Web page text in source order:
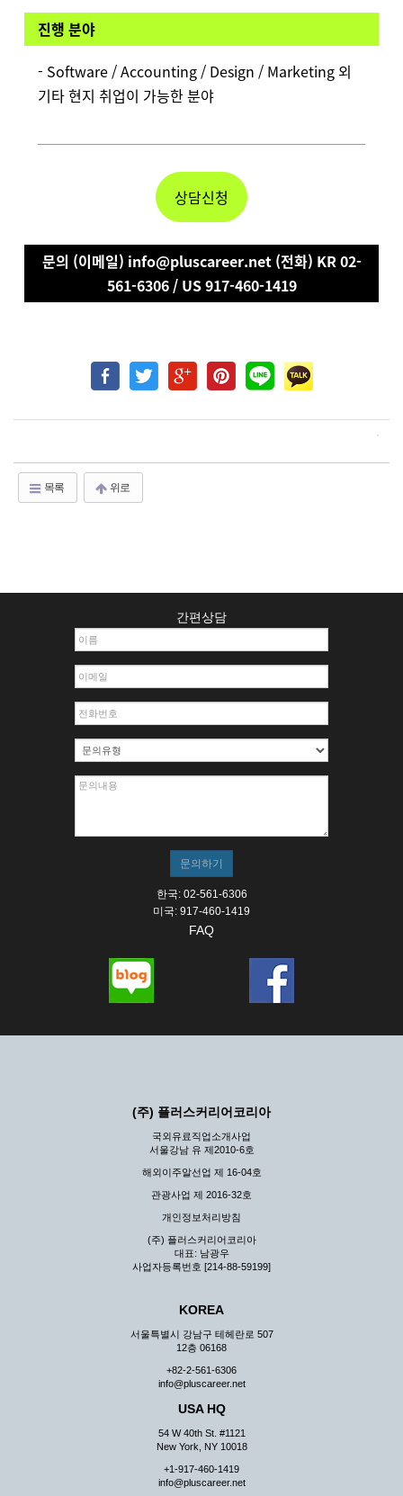
진행 분야
- Software / Accounting / Design / Marketing 외
기타 현지 취업이 가능한 분야
상담신청
문의 (이메일) info@pluscareer.net (전화) KR 02-
561-6306 / US 917-460-1419
목록 위로
간편상담
한국: 02-561-6306
미국: 917-460-1419
FAQ
(주) 플러스커리어코리아
국외유료직업소개사업
서울강남 유 제2010-6호
해외이주알선업 제 16-04호
관광사업 제 2016-32호
개인정보처리방침
(주) 플러스커리어코리아
대표: 남광우
사업자등록번호 [214-88-59199]
KOREA
서울특별시 강남구 테헤란로 507
12층 06168
+82-2-561-6306
info@pluscareer.net
USA HQ
54 W 40th St. #1121
New York, NY 10018
+1-917-460-1419
info@pluscareer.net